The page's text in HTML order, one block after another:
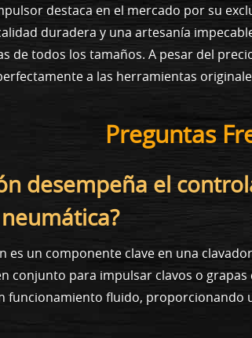
destaca en el mercado por su
duradera y una artesanía
de todos los tamaños. A pesar del
a las herramientas
Preguntas
desempeña el
es un componente clave en una
conjunto para impulsar clavos o
funcionamiento fluido, proporcionando